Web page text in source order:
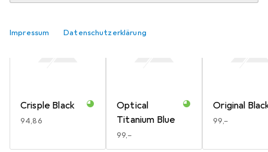
Impressum Datenschutzerklärung
Crisple Black
EUR
94,86
Optical
Titanium Blue
EUR
99,–
Original
EUR
99,–